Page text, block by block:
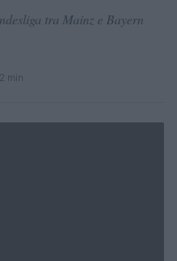
tra Mainz e Bayern
2 min